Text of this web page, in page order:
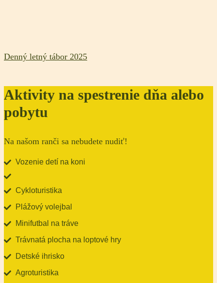
Denný letný tábor 2025
Aktivity na spestrenie dňa alebo
pobytu
Na našom ranči sa nebudete nudiť!
Vozenie detí na koni
Cykloturistika
Plážový volejbal
Minifutbal na tráve
Trávnatá plocha na loptové hry
Detské ihrisko
Agroturistika